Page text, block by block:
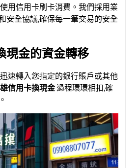
用信用卡刷卡消費。我們採用業
安全協議,確保每一筆交易的安全
現金的資金轉移
速轉入您指定的銀行賬戶或其他
信用卡換現金過程環環相扣,確